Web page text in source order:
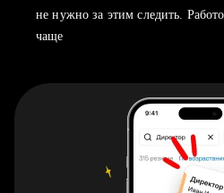
не нужно за этим следить.
чаще